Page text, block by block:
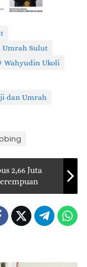
Sulut
Wahyudin Ukoli
dan Umrah
2,66 Juta